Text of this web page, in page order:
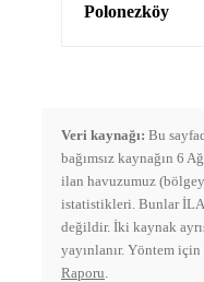
Polonezköy
Veri kaynağı: Bu
bağımsız kaynağın 6
ilan havuzumuz
istatistikleri. Bunlar
değildir. İki kaynak
yayınlanır. Yöntem için
Raporu